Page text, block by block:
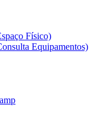
Físico)
Equipamentos)